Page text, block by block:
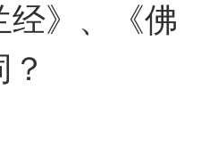
经》、《佛